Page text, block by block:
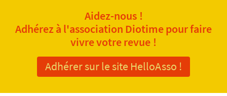
Aidez-nous !
Adhérez à l'association Diotime pour faire
vivre votre revue !
Adhérer sur le site HelloAsso !